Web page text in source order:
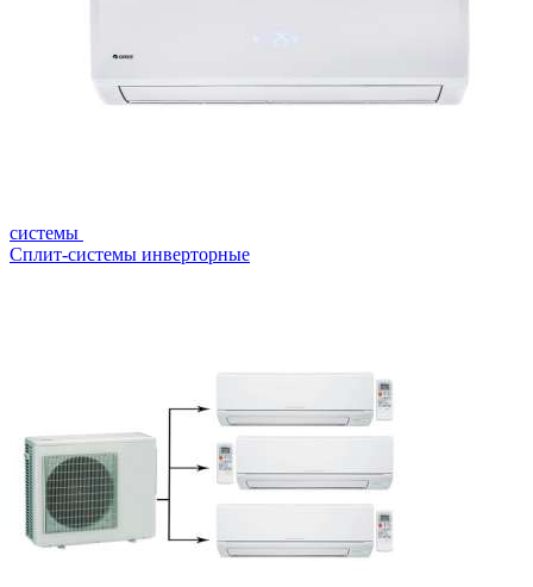
системы
Сплит-системы инверторные